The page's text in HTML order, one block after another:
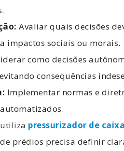
Avaliar quais decisões
impactos sociais ou morais.
como decisões
consequências
Implementar normas e
pressurizador de
prédios precisa definir